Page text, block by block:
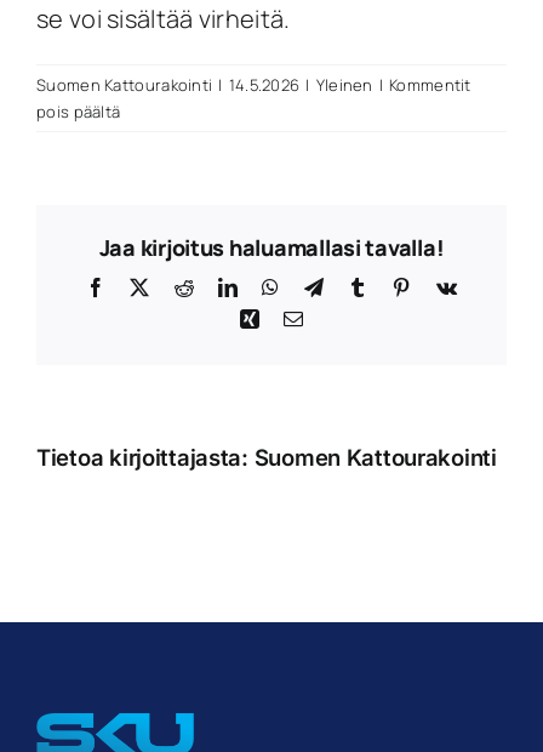
se voi sisältää virheitä.
Suomen Kattourakointi | 14.5.2026 | Yleinen | Kommentit
pois päältäartikkelissa
on
Jaa kirjoitus haluamallasi tavalla!
Facebook RedditLinkedInWhatsApp
TelegramTumblr Pinterest
Vk
XingSähköposti
Tietoa kirjoittajasta: Suomen Kattourakointi